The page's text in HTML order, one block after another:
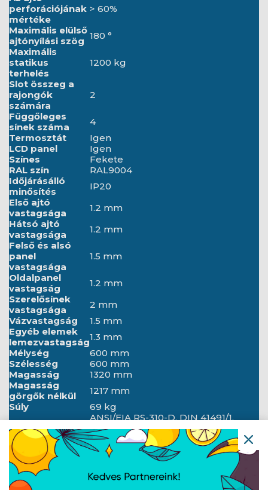
perforációjának
mértéke
> 60%
Maximális elülső
ajtónyílási szög 180 °
Maximális
statikus
terhelés
1200 kg
Slot összeg a
rajongók
számára
2
Függőleges
sínek száma
4
Termosztát
Igen
LCD panel
Igen
Színes
Fekete
RAL szín
RAL9004
Időjárásálló
minősítés
IP20
Első ajtó
vastagsága
1.2 mm
Hátsó ajtó
vastagsága
1.2 mm
Felső és alsó
panel
vastagsága
1.5 mm
Oldalpanel
vastagság
1.2 mm
Szerelősínek
vastagsága
2 mm
Vázvastagság
1.5 mm
Egyéb elemek
lemezvastagság1.3 mm
Mélység
600 mm
Szélesség
600 mm
Magasság
1320 mm
Magasság
görgők nélkül
1217 mm
Súly
69 kg
Standard
ANSI/EIA RS-310-D, DIN 41491/1.
RÉSZ, DIN 41494/7. RÉSZ, ETSI,
IEC297-2:1982
Földelés
részletei
Első ajtó, Hátsó ajtó, Keret
Tartalmazott
Első zár, Földelő kábel, Hátsó zár,
Kerekek fékkel, Lábak, M6-os